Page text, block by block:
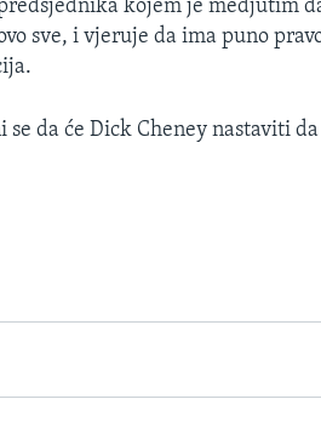
kojem je medjutim
sve, i vjeruje da ima puno
da će Dick Cheney nastaviti